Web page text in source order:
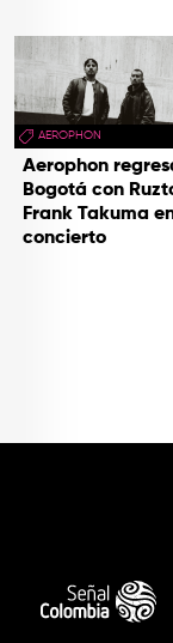
AEROPHON
Aerophon
Bogotá con
Frank Takuma
concierto